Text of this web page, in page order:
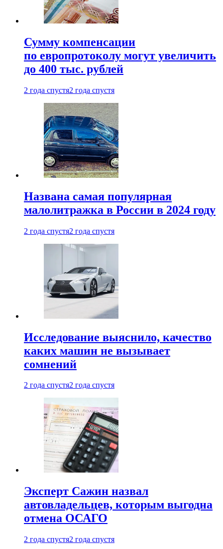
Сумму компенсации
по европротоколу могут увеличить
до 400 тыс. рублей
2 года спустя2 года спустя
Названа самая популярная
малолитражка в России в 2024 году
2 года спустя2 года спустя
Исследование выяснило, качество
каких машин не вызывает
сомнений
2 года спустя2 года спустя
Эксперт Сажин назвал
автовладельцев, которым выгодна
отмена ОСАГО
2 года спустя2 года спустя